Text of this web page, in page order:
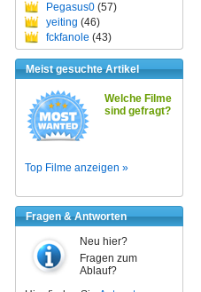
Pegasus0 (57)
yeiting (46)
fckfanole (43)
Meist gesuchte Artikel
Welche Filme
sind gefragt?
Top Filme anzeigen »
Fragen & Antworten
Neu hier?
Fragen zum
Ablauf?